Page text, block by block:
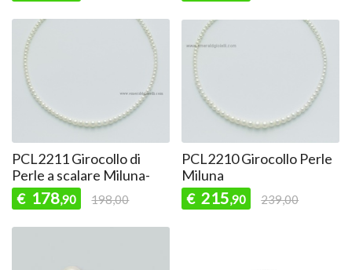
PCL2211 Girocollo di
Perle a scalare Miluna-
€ 178,90 198,00
PCL2210 Girocollo Perle
Miluna
€ 215,90 239,00